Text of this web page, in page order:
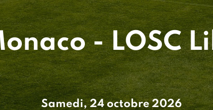
- LOSC
Samedi, 24 octobre 2026